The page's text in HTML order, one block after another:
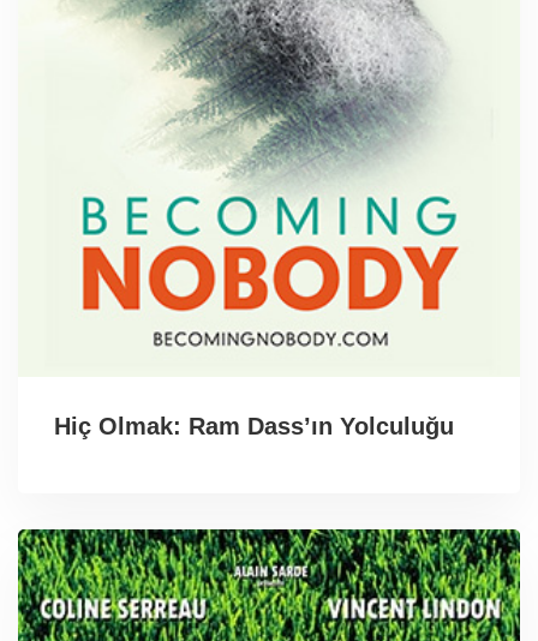
Hiç Olmak: Ram Dass’ın Yolculuğu